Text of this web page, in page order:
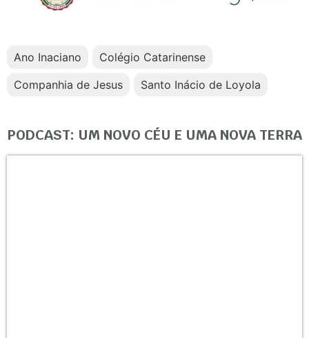
Ano Inaciano
Colégio Catarinense
Companhia de Jesus
Santo Inácio de Loyola
PODCAST: UM NOVO CÉU E UMA NOVA TERRA